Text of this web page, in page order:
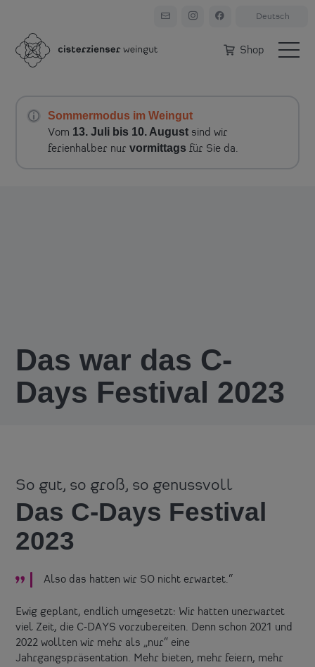
Shop
Sommermodus im Weingut
Vom 13. Juli bis 10. August sind wir
ferienhalber nurvormittags für Sie da.
Das war das C-
Days Festival 2023
So gut, so groß, so genussvoll
Das C-Days Festival
2023
Also das hatten wir SO nicht erwartet.
Ewig geplant, endlich umgesetzt: Wir hatten unerwartet
viel Zeit, die C-DAYS vorzubereiten. Denn schon 2021 und
2022 wollten wir mehr als „nur“ eine
Jahrgangspräsentation. Mehr bieten, mehr feiern, mehr